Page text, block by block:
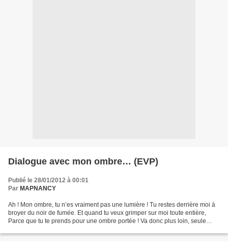
Dialogue avec mon ombre… (EVP)
Publié le 28/01/2012 à 00:01
Par MAPNANCY
Ah ! Mon ombre, tu n’es vraiment pas une lumière ! Tu restes derrière moi à
broyer du noir de fumée. Et quand tu veux grimper sur moi toute entière,
Parce que tu te prends pour une ombre portée ! Va donc plus loin, seule